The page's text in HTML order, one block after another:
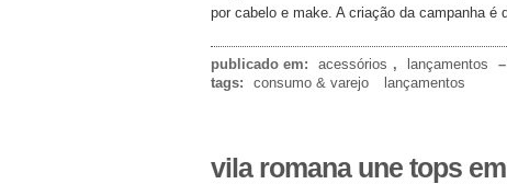
por cabelo e make. A criação da campanha é
publicado em: acessórios , lançamentos –
tags:
consumo & varejo lançamentos
vila romana une tops